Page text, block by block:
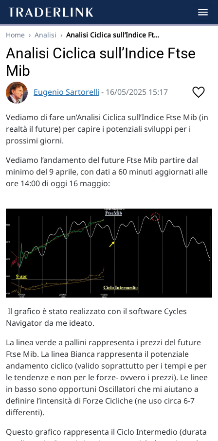
Home › Analisi › Analisi Ciclica sull’Indice Ft…
Analisi Ciclica sull’Indice Ftse
Mib
Eugenio Sartorelli - 16/05/2025 15:17
Vediamo di fare un’Analisi Ciclica sull’Indice Ftse Mib (in
realtà il future) per capire i potenziali sviluppi per i
prossimi giorni.
Vediamo l’andamento del future Ftse Mib partire dal
minimo del 9 aprile, con dati a 60 minuti aggiornati alle
ore 14:00 di oggi 16 maggio:
Il grafico è stato realizzato con il software Cycles
Navigator da me ideato.
La linea verde a pallini rappresenta i prezzi del future
Ftse Mib. La linea Bianca rappresenta il potenziale
andamento ciclico (valido soprattutto per i tempi e per
le tendenze e non per le forze- ovvero i prezzi). Le linee
in basso sono opportuni Oscillatori che mi aiutano a
definire l’intensità di Forze Cicliche (ne uso circa 6-7
differenti).
Questo grafico rappresenta il Ciclo Intermedio (durata